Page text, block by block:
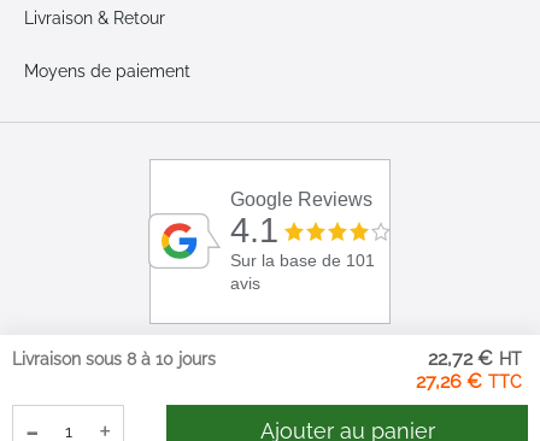
27,26 €
22,72 €
Livraison sous 8 à 10 jours
- + Ajouter au panier
Livraison & Retour
Moyens de paiement
Google Reviews
4.1
Sur la base de 101
avis